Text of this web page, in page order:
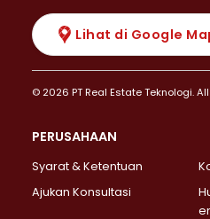
Lihat di Google
© 2026 PT Real Estate Teknologi.
PERUSAHAAN
Syarat & Ketentuan
Ajukan Konsultasi